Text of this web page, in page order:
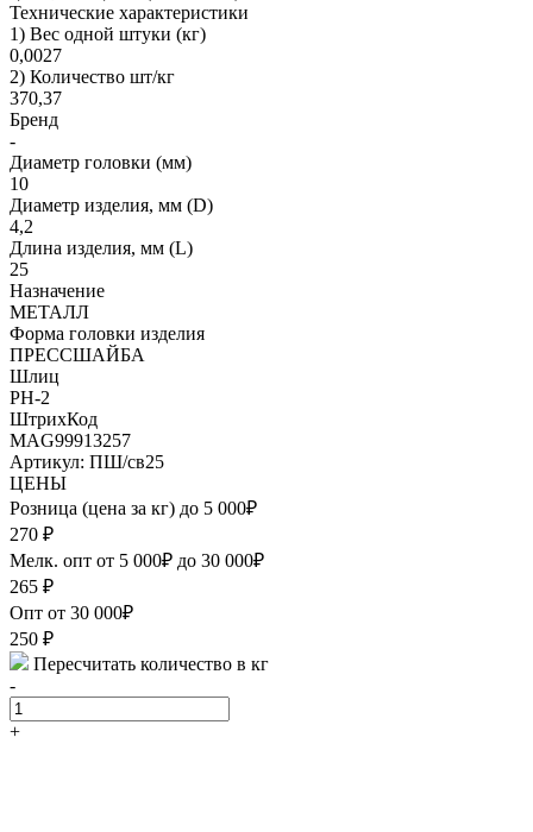
Технические характеристики
1) Вес одной штуки (кг)
0,0027
2) Количество шт/кг
370,37
Бренд
-
Диаметр головки (мм)
10
Диаметр изделия, мм (D)
4,2
Длина изделия, мм (L)
25
Назначение
МЕТАЛЛ
Форма головки изделия
ПРЕССШАЙБА
Шлиц
PH-2
ШтрихКод
MAG99913257
Артикул: ПШ/св25
ЦЕНЫ
Розница (цена за кг) до 5 000₽
270 ₽
Мелк. опт от 5 000₽ до 30 000₽
265 ₽
Опт от 30 000₽
250 ₽
Пересчитать количество в кг
-
+